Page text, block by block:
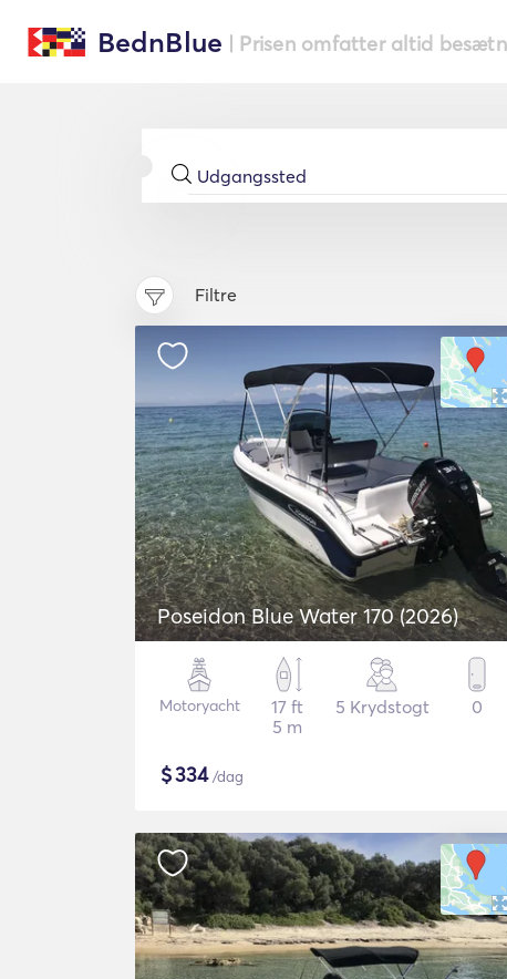
BednBlue | Prisen omfatter altid
Filtre
Poseidon Blue Water 170 (2026)
Motoryacht
17 ft
5 m
5 Krydstogt 0
$334/dag